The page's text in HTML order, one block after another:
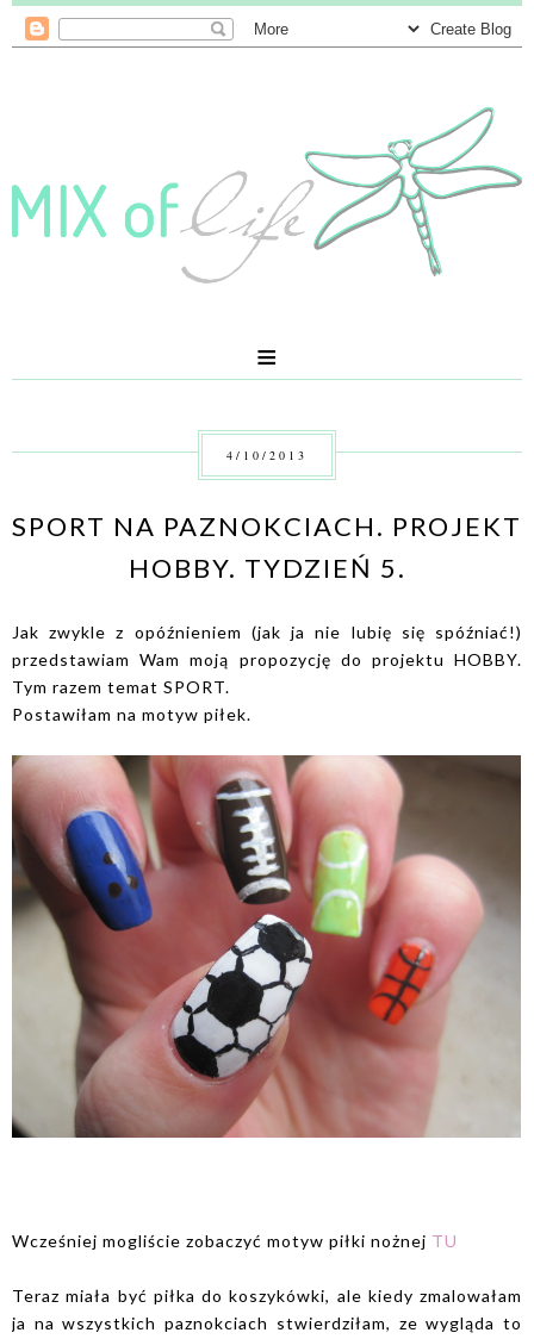
≡
4/10/2013
SPORT NA PAZNOKCIACH. PROJEKT
HOBBY. TYDZIEŃ 5.
Jak zwykle z opóźnieniem (jak ja nie lubię się spóźniać!)
przedstawiam Wam moją propozycję do projektu HOBBY.
Tym razem temat SPORT.
Postawiłam na motyw piłek.
Wcześniej mogliście zobaczyć motyw piłki nożnej TU
Teraz miała być piłka do koszykówki, ale kiedy zmalowałam
ja na wszystkich paznokciach stwierdziłam, ze wygląda to